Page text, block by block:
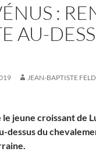
:
AU-
JEAN-BAPTISTE
jeune croissant de
dessus du